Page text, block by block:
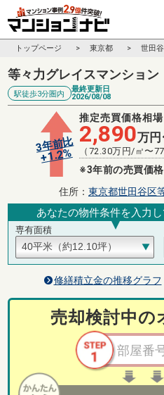
トップページ 東京都 世田
等々力グレイスマンション
駅徒歩3分圏内
最終更新日
2026/08/08
3年前比
+1.2%
推定売買価格相場
2,890万
（ 72.30万円/㎡〜
※3年前の売買価
住所： 東京都世田谷区
あなたの物件条件を入力
専有面積
修繕積立金の推移グラフ
売却検討中の